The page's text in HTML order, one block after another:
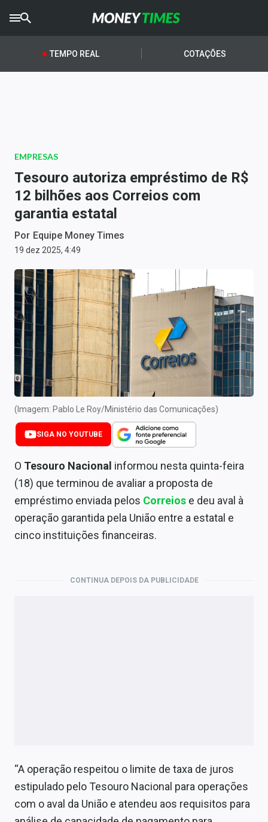
CRYPTOTIMES
AGROTIMES
Newsletters
Money Trader
Anuncie
Últimas Notícias
Newsletters
Cotações
Comprar ou vender?
Carteiras Recomendadas
Central de Dividendos
Central de Fundos Imobiliários
Central dos IPOs
Renda Fixa
Finanças Pessoais
Mercados
Economia
Conteúdo de Marca
TEMPO REAL COTAÇÕES
EMPRESAS
Tesouro autoriza empréstimo de R$
12 bilhões aos Correios com
garantia estatal
Por Equipe Money Times
19 dez 2025, 4:49
(Imagem: Pablo Le Roy/Ministério das Comunicações)
SIGA NO YOUTUBE
O Tesouro Nacional informou nesta quinta-feira
(18) que terminou de avaliar a proposta de
empréstimo enviada pelos Correios e deu aval à
operação garantida pela União entre a estatal e
cinco instituições financeiras.
CONTINUA DEPOIS DA PUBLICIDADE
“A operação respeitou o limite de taxa de juros
estipulado pelo Tesouro Nacional para operações
com o aval da União e atendeu aos requisitos para